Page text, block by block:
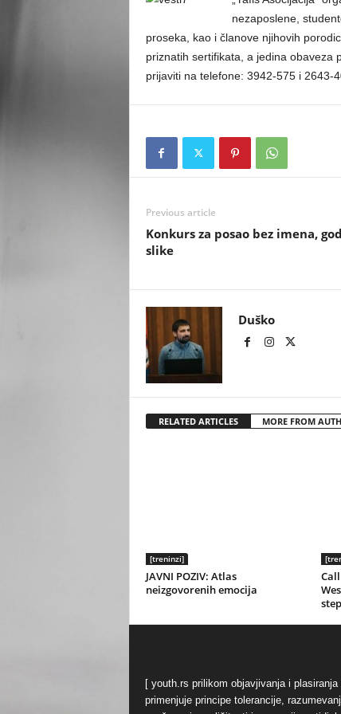
nezaposlene,
proseka, kao i članove njihovih
priznatih sertifikata, a jedina obaveza
prijaviti na telefone: 3942-575 i 2643-
Previous article
Konkurs za posao bez imena,
slike
Duško
RELATED ARTICLES MORE FROM
[treninzi]
JAVNI POZIV: Atlas
neizgovorenih emocija
[ youth.rs prilikom objavjivanja i plasiranja
primenjuje principe tolerancije,